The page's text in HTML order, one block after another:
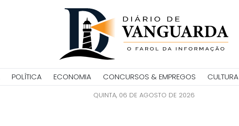
POLÍTICA ECONOMIA CONCURSOS & EMPREGOS CULTURA
QUINTA, 06 DE AGOSTO DE 2026